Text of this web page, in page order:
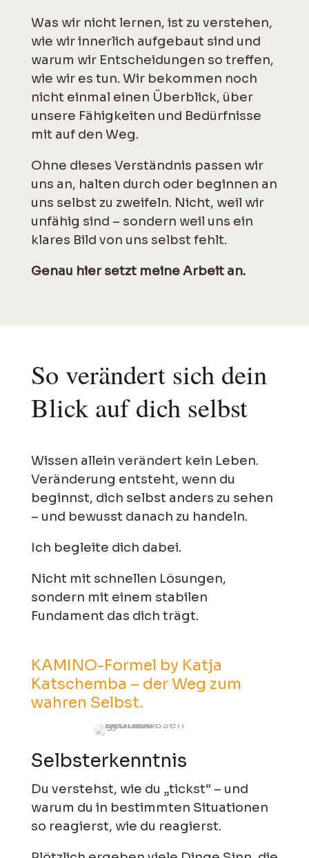
Was wir nicht lernen, ist zu verstehen,
wie wir innerlich auf­gebaut sind und
warum wir Ent­schei­dungen so treffen,
wie wir es tun. Wir be­kommen noch
nicht einmal einen Über­blick, über
unsere Fähig­keiten und Be­dürf­nisse
mit auf den Weg.
Ohne dieses Verständnis passen wir
uns an, halten durch oder beginnen an
uns selbst zu zweifeln. Nicht, weil wir
un­fähig sind – sondern weil uns ein
klares Bild von uns selbst fehlt.
Genau hier setzt meine Arbeit an.
So ver­ändert sich dein
Blick auf dich selbst
Wissen allein verändert kein Leben.
Veränderung entsteht, wenn du
beginnst, dich selbst anders zu sehen
– und bewusst danach zu handeln.
Ich begleite dich dabei.
Nicht mit schnellen Lösungen,
sondern mit einem stabilen
Fundament das dich trägt.
KAMINO-Formel by Katja
Katschemba – der Weg zum
wahren Selbst.
Selbst­erkenntnis
Du verstehst, wie du „tickst“ – und
warum du in be­stimmten Situa­tionen
so rea­gierst, wie du rea­gierst.